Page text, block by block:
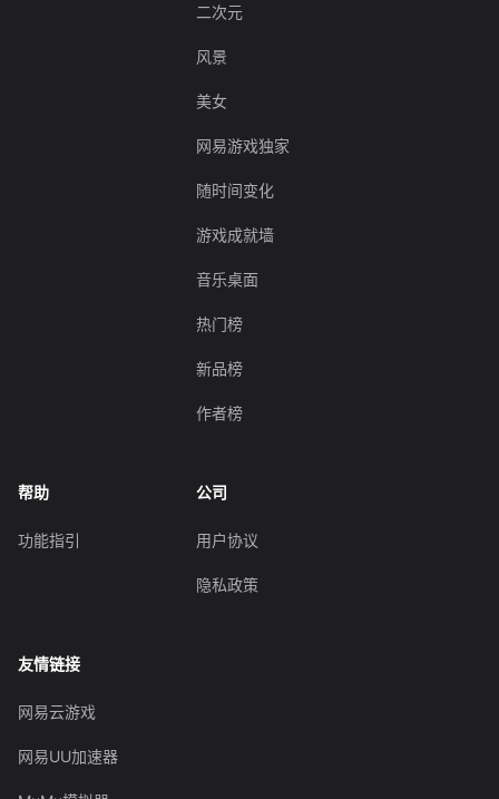
二次元
风景
美女
网易游戏独家
随时间变化
游戏成就墙
音乐桌面
热门榜
新品榜
作者榜
帮助
功能指引
公司
用户协议
隐私政策
友情链接
网易云游戏
网易UU加速器